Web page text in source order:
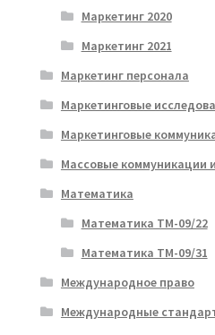
Маркетинг 2020
Маркетинг 2021
Маркетинг персонала
Маркетинговые
Маркетинговые
Массовые коммуникации
Математика
Математика ТМ-09/22
Математика ТМ-09/31
Международное право
Международные